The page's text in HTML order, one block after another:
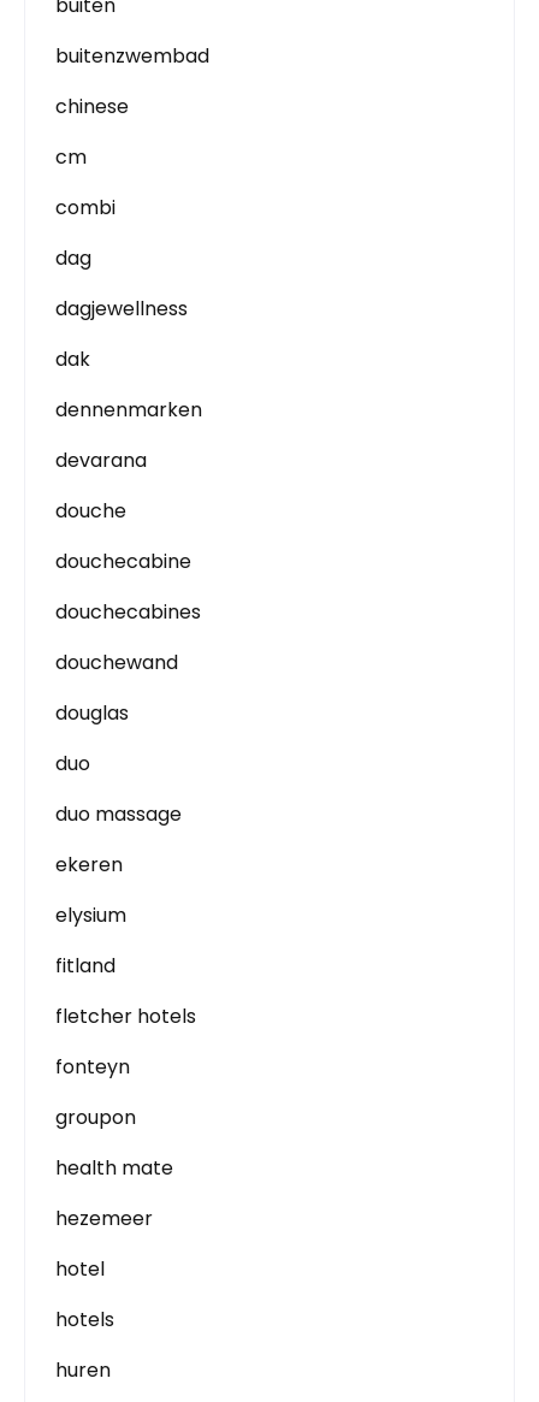
buitenzwembad
chinese
cm
combi
dag
dagjewellness
dak
dennenmarken
devarana
douche
douchecabine
douchecabines
douchewand
douglas
duo
duo massage
ekeren
elysium
fitland
fletcher hotels
fonteyn
groupon
health mate
hezemeer
hotel
hotels
huren